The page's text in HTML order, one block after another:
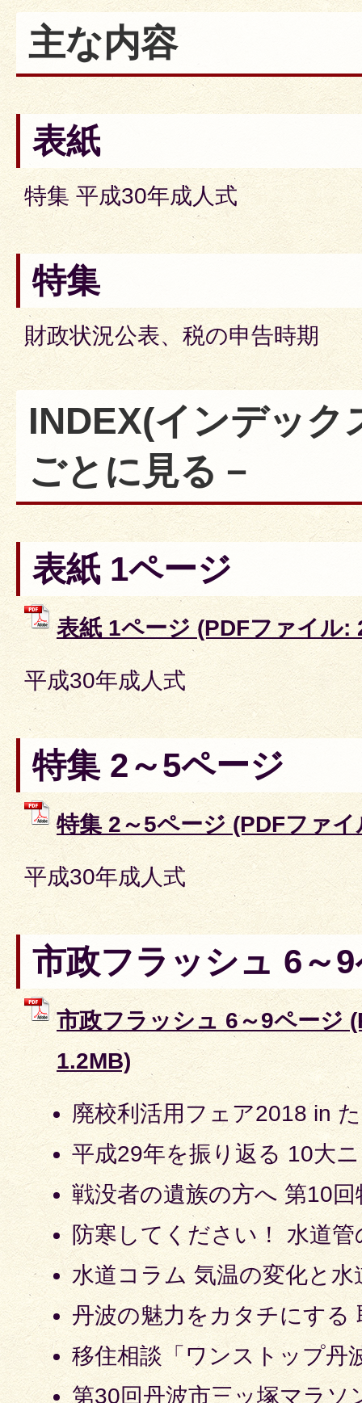
主な内容
表紙
特集 平成30年成人式
特集
財政状況公表、税の申告時期
INDEX(インデック
ごとに見る－
表紙 1ページ
表紙 1ページ (PDFファイル:
平成30年成人式
特集 2～5ページ
特集 2～5ページ (PDFファ
平成30年成人式
市政フラッシュ 6～
市政フラッシュ 6～9ページ
1.2MB)
廃校利活用フェア2018 in
平成29年を振り返る 10大
戦没者の遺族の方へ 第10回
防寒してください！ 水道
水道コラム 気温の変化と水
丹波の魅力をカタチにする
移住相談「ワンストップ丹
第30回丹波市三ッ塚マラソ